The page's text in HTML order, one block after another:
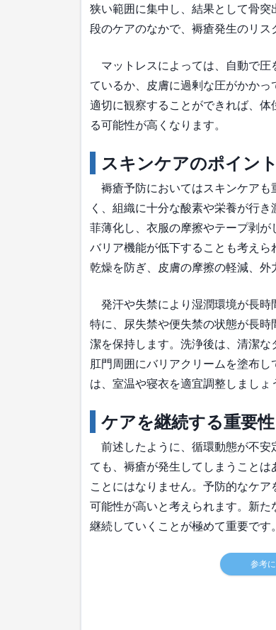
狭い範囲に集中し、結果として骨
段のケアのなかで、褥瘡発生のリス
マットレスによっては、自動で圧
ているか、皮膚に過剰な圧がかか
適切に観察することができれば、
る可能性が高くなります。
スキンケアのポイント
褥瘡予防においてはスキンケアも
く、組織に十分な酸素や栄養が行
菲薄化し、衣服の摩擦やテープ剥
バリア機能が低下することも考え
乾燥を防ぎ、皮膚の摩擦の軽減、外
発汗や失禁により湿潤環境が長時
特に、尿失禁や便失禁の状態が長
潔を保持します。洗浄後は、清潔
肛門周囲にバリアクリームを塗布
は、室温や寝衣を適宜調整しましょ
ケアを継続する重要性
前述したように、循環動態が不安
ても、褥瘡が発生してしまうこと
ことにはなりません。予防的なケ
可能性が高いと考えられます。新
継続していくことが極めて重要です。
参考